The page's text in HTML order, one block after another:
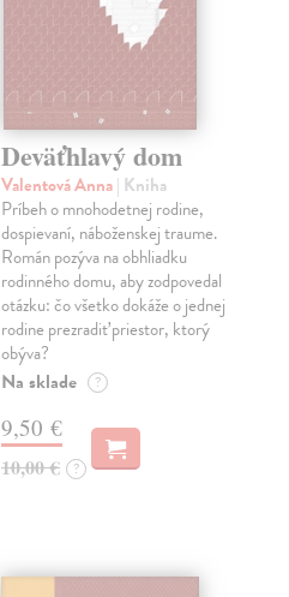
Deväťhlavý dom
Valentová Anna| Kniha
Príbeh o mnohodetnej rodine,
dospievaní, náboženskej traume.
Román pozýva na obhliadku
rodinného domu, aby zodpovedal
otázku: čo všetko dokáže o jednej
rodine prezradiť priestor, ktorý
obýva?
Na sklade ?
9,50 €
10,00 € ?